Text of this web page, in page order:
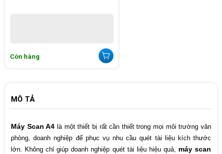
Còn hàng
MÔ TẢ
Máy Scan A4 là một thiết bị rất cần thiết trong mọi môi trường văn
phòng, doanh nghiệp để phục vụ nhu cầu quét tài liệu kích thước
lớn. Không chỉ giúp doanh nghiệp quét tài liệu hiệu quả, máy scan